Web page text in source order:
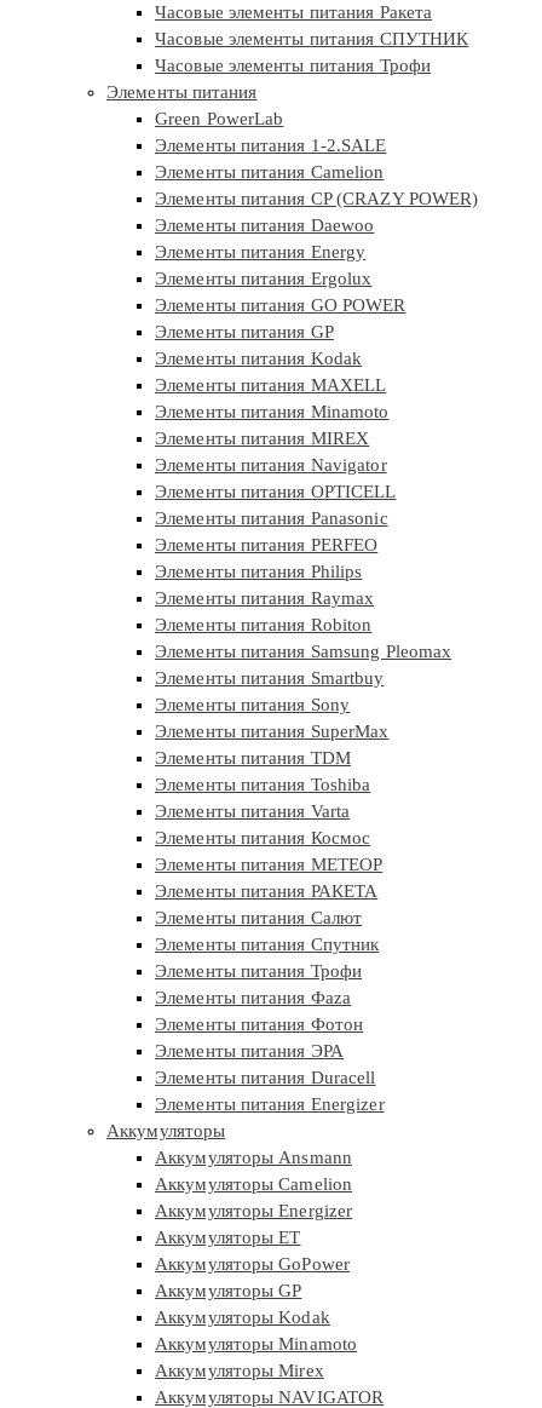
Часовые элементы питания Ракета
Часовые элементы питания СПУТНИК
Часовые элементы питания Трофи
Элементы питания
Green PowerLab
Элементы питания 1-2.SALE
Элементы питания Camelion
Элементы питания CP (CRAZY POWER)
Элементы питания Daewoo
Элементы питания Energy
Элементы питания Ergolux
Элементы питания GO POWER
Элементы питания GP
Элементы питания Kodak
Элементы питания MAXELL
Элементы питания Minamoto
Элементы питания MIREX
Элементы питания Navigator
Элементы питания OPTICELL
Элементы питания Panasonic
Элементы питания PERFEO
Элементы питания Philips
Элементы питания Raymax
Элементы питания Robiton
Элементы питания Samsung Pleomax
Элементы питания Smartbuy
Элементы питания Sony
Элементы питания SuperMax
Элементы питания TDM
Элементы питания Toshiba
Элементы питания Varta
Элементы питания Космос
Элементы питания МЕТЕОР
Элементы питания РАКЕТА
Элементы питания Салют
Элементы питания Спутник
Элементы питания Трофи
Элементы питания Фaza
Элементы питания Фотон
Элементы питания ЭРА
Элементы питания Duracell
Элементы питания Energizer
Аккумуляторы
Аккумуляторы Ansmann
Аккумуляторы Camelion
Аккумуляторы Energizer
Аккумуляторы ET
Аккумуляторы GoPower
Аккумуляторы GP
Аккумуляторы Kodak
Аккумуляторы Minamoto
Аккумуляторы Mirex
Аккумуляторы NAVIGATOR